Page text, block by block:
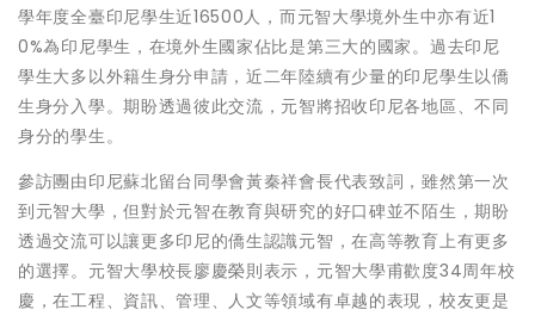
學年度全臺印尼學生近16500人，而元智大學境外生中亦有近1
0%為印尼學生，在境外生國家佔比是第三大的國家。過去印尼
學生大多以外籍生身分申請，近二年陸續有少量的印尼學生以僑
生身分入學。期盼透過彼此交流，元智將招收印尼各地區、不同
身分的學生。
參訪團由印尼蘇北留台同學會黃秦祥會長代表致詞，雖然第一次
到元智大學，但對於元智在教育與研究的好口碑並不陌生，期盼
透過交流可以讓更多印尼的僑生認識元智，在高等教育上有更多
的選擇。元智大學校長廖慶榮則表示，元智大學甫歡度34周年校
慶，在工程、資訊、管理、人文等領域有卓越的表現，校友更是